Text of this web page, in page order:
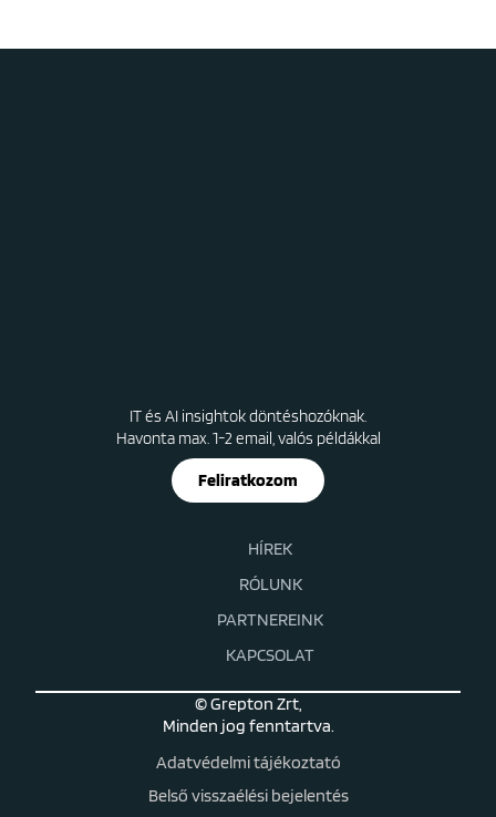
IT és AI insightok döntéshozóknak.
Havonta max. 1-2 email, valós példákkal
Feliratkozom
HÍREK
RÓLUNK
PARTNEREINK
KAPCSOLAT
© Grepton Zrt,
Minden jog fenntartva.
Adatvédelmi tájékoztató
Belső visszaélési bejelentés